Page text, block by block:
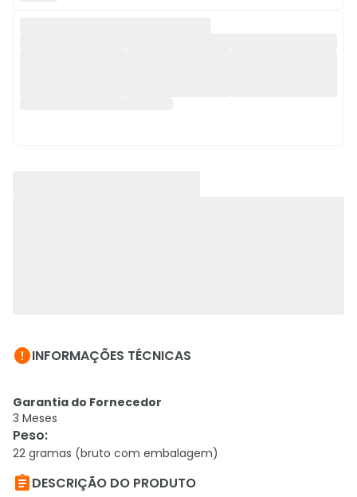
INFORMAÇÕES TÉCNICAS
Garantia do Fornecedor
3 Meses
Peso:
22 gramas (bruto com embalagem)
DESCRIÇÃO DO PRODUTO